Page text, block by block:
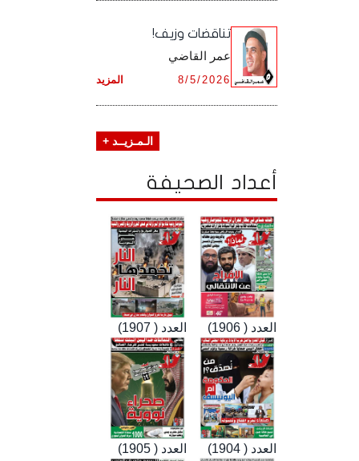
تناقضات وزيف!
عمر القاضي
المزيد 8/5/2026
الـمـزيــد +
أعداد الصحيفة
العدد ( 1907) العدد ( 1906)
العدد ( 1905) العدد ( 1904)